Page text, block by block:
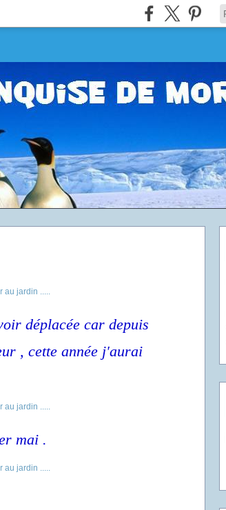
déplacée car depuis
, cette année j'aurai
mai .